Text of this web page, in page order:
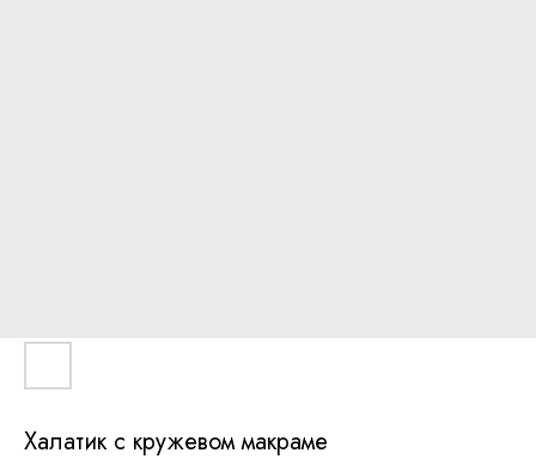
Халатик с кружевом макраме